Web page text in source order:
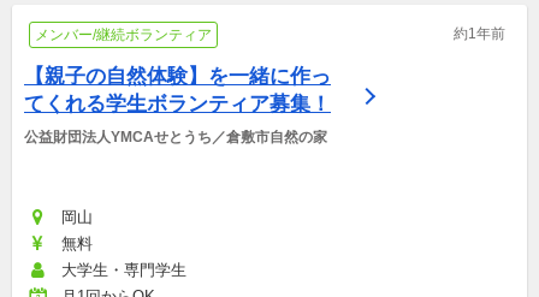
メンバー/継続ボランティア 約1年前
【親子の自然体験】を一緒に作っ
てくれる学生ボランティア募集！
公益財団法人YMCAせとうち／倉敷市自然の家
岡山
無料
大学生・専門学生